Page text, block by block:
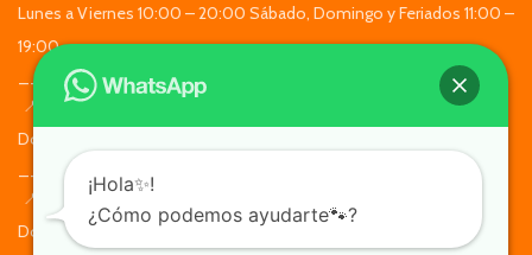
Lunes a Viernes 10:00 – 20:00 Sábado, Domingo y Feriados 11:00 –
19:00
_______________________________
📍Alcalde Eduardo Castillo Velasco 4890, Ñuñoa - Lunes a
Domingo de 10:00 a 19:30
_______________________________
📍Apoquindo 7935, Las Condes. Locales 102A Y 103A - Lunes a
Domingo de 11:30 a 19:30
¡Hola✨!
¿Cómo podemos ayudarte🐾?